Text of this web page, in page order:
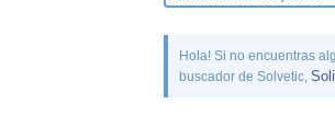
Hola! Si no encuentras
buscador de Solvetic,